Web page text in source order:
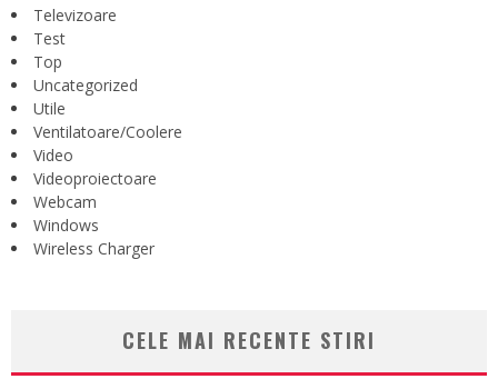
Televizoare
Test
Top
Uncategorized
Utile
Ventilatoare/Coolere
Video
Videoproiectoare
Webcam
Windows
Wireless Charger
CELE MAI RECENTE STIRI